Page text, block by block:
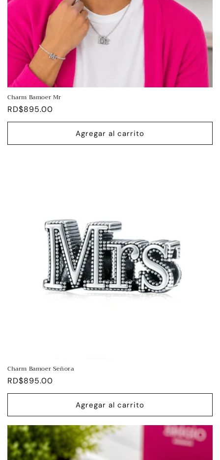
Charm Bamoer Mr
Precio
habitual
RD$895.00
Agregar al carrito
Charm Bamoer Señora
Precio
habitual
RD$895.00
Agregar al carrito